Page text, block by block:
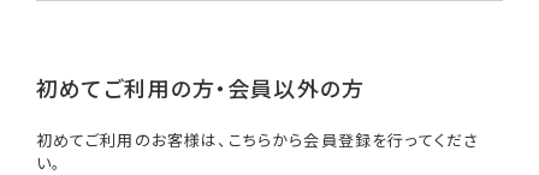
初めてご利用の方・会員以外の方
初めてご利用のお客様は、こちらから会員登録を行ってくださ
い。